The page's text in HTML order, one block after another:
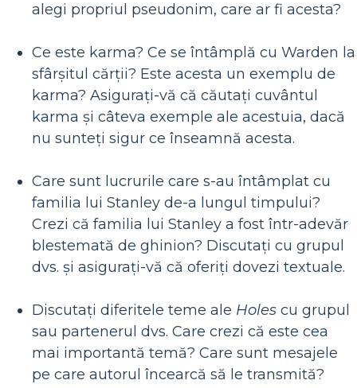
alegi propriul pseudonim, care ar fi acesta?
Ce este karma? Ce se întâmplă cu Warden la
sfârșitul cărții? Este acesta un exemplu de
karma? Asigurați-vă că căutați cuvântul
karma și câteva exemple ale acestuia, dacă
nu sunteți sigur ce înseamnă acesta.
Care sunt lucrurile care s-au întâmplat cu
familia lui Stanley de-a lungul timpului?
Crezi că familia lui Stanley a fost într-adevăr
blestemată de ghinion? Discutați cu grupul
dvs. și asigurați-vă că oferiți dovezi textuale.
Discutați diferitele teme ale Holes cu grupul
sau partenerul dvs. Care crezi că este cea
mai importantă temă? Care sunt mesajele
pe care autorul încearcă să le transmită?